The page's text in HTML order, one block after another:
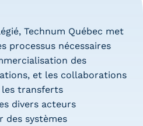
Technum Québec met
processus nécessaires
des
et les collaborations
transferts
divers acteurs
des systèmes